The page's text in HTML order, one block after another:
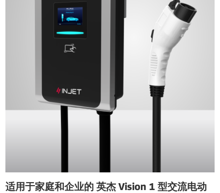
适用于家庭和企业的 英杰 Vision 1 型交流电动